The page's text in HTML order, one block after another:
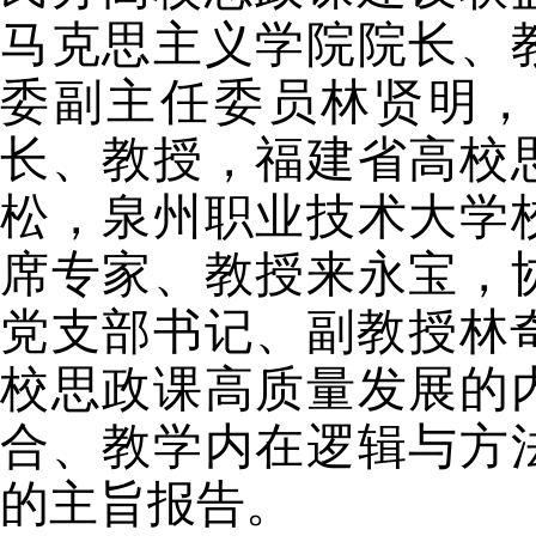
马克思主义学院院长、
委副主任委员林贤明
长、教授，福建省高校
松，泉州职业技术大学
席专家、教授来永宝，
党支部书记、副教授林
校思政课高质量发展的
合、教学内在逻辑与方
的主旨报告。